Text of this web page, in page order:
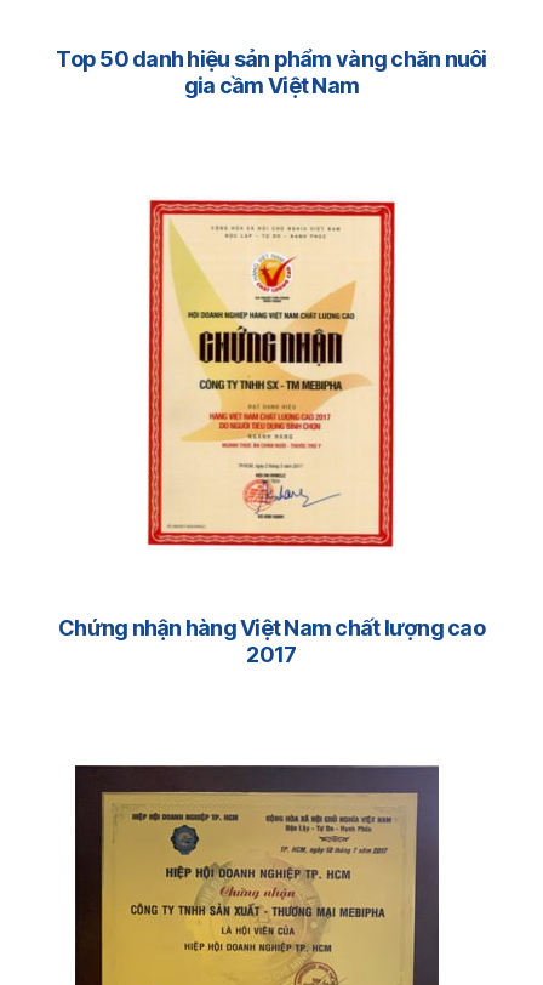
Top 50 danh hiệu sản phẩm vàng chăn nuôi
gia cầm Việt Nam
Chứng nhận hàng Việt Nam chất lượng cao
2017